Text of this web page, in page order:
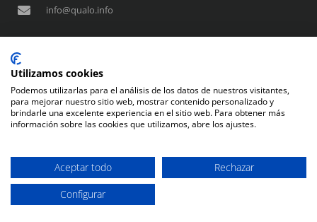
info@qualo.info
SUSCRIPCIÓN NEWSLETTER
Suscríbete al boletín de QUALO si deseas recibir noticias
del universo QUALO. Al hacerlo das tu consentimiento
para el tratamiento de tus datos personales según la GDPR
y aceptas nuestra política de privacidad.
SUSCRIBIRME
Utilizamos cookies
Podemos utilizarlas para el análisis de los datos de nuestros visitantes,
para mejorar nuestro sitio web, mostrar contenido personalizado y
brindarle una excelente experiencia en el sitio web. Para obtener más
información sobre las cookies que utilizamos, abre los ajustes.
Aceptar todo
Rechazar
Configurar